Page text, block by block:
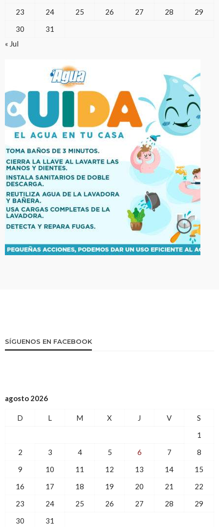
23
24 25 26 27 28
29
30
31
« Jul
SÍGUENOS EN FACEBOOK
agosto 2026
D L M X J V
S
1
2
3 4 5 6 7
8
9
10 11 12 13 14
15
16
17 18 19 20 21
22
23
24 25 26 27 28
29
30
31